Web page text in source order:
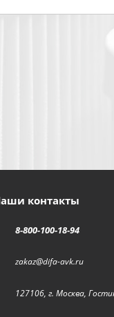
контакты
8-800-100-18-94
zakaz@difa-avk.ru
127106, г. Москва,